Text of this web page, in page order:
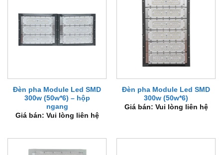
Đèn pha Module Led SMD
300w (50w*6) – hộp
ngang
Giá bán: Vui lòng liên hệ
Đèn pha Module Led SMD
300w (50w*6)
Giá bán: Vui lòng liên hệ